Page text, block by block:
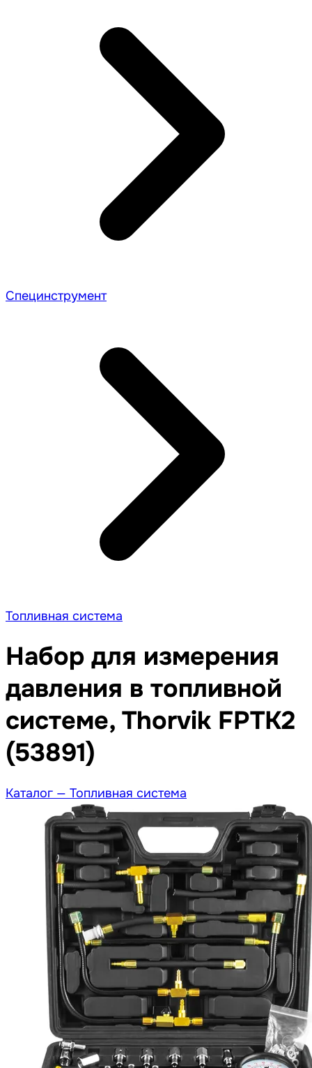
Специнструмент
Топливная система
Набор для измерения
давления в топливной
системе, Thorvik FPTK2
(53891)
Каталог — Топливная система